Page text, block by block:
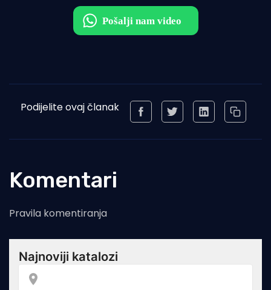
Podijelite ovaj članak
Komentari
Pravila komentiranja